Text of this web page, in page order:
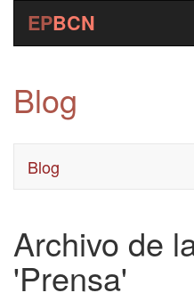
EPBCN
Blog
Blog
Archivo de
'Prensa'